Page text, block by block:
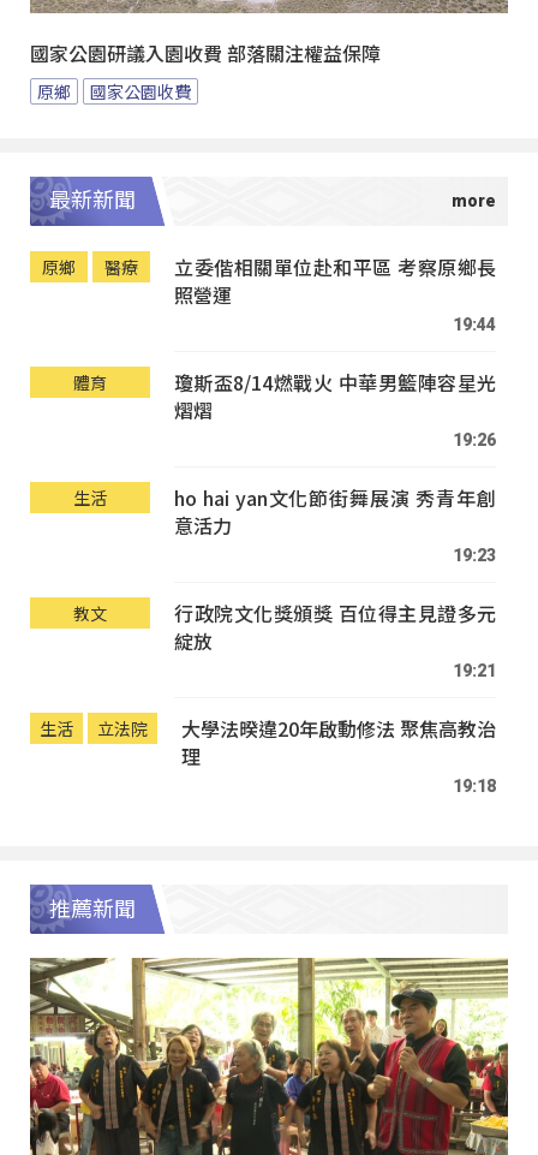
國家公園研議入園收費 部落關注權益保障
原鄉 國家公園收費
最新新聞
原鄉 醫療
立委偕相關單位赴和平區 考察原鄉長
照營運
19:44
體育
瓊斯盃8/14燃戰火 中華男籃陣容星光
熠熠
19:26
生活
ho hai yan文化節街舞展演 秀青年創
意活力
19:23
教文
行政院文化獎頒獎 百位得主見證多元
綻放
19:21
生活 立法院
大學法暌違20年啟動修法 聚焦高教治
理
19:18
推薦新聞